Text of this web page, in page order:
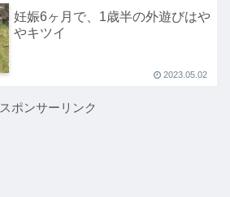
妊娠6ヶ月で、1歳半の外遊びはや
やキツイ
2023.05.02
スポンサーリンク